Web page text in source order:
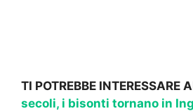
TI POTREBBE INTERESSARE
secoli, i bisonti tornano in